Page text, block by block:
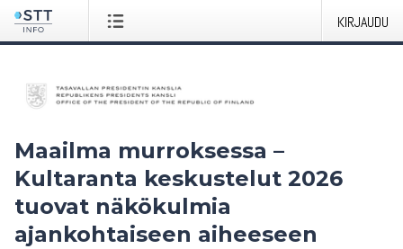
KIRJAUDU
Maailma murroksessa –
Kultaranta keskustelut 2026
tuovat näkökulmia
ajankohtaiseen aiheeseen